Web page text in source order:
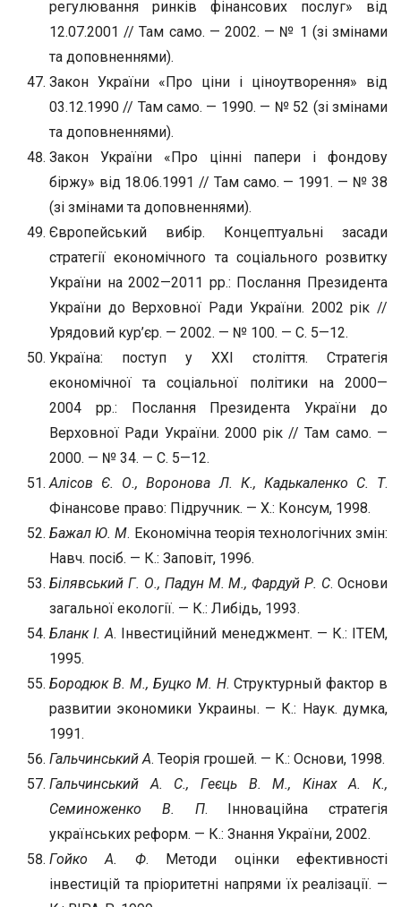
регулювання ринків фінансових послуг» від
12.07.2001 // Там само. — 2002. — № 1 (зі змінами
та доповненнями).
Закон України «Про ціни і ціноутворення» від
03.12.1990 // Там само. — 1990. — № 52 (зі змінами
та доповненнями).
Закон України «Про цінні папери і фондову
біржу» від 18.06.1991 // Там само. — 1991. — № 38
(зі змінами та доповненнями).
Європейський вибір. Концептуальні засади
стратегії економічного та соціального розвитку
України на 2002—2011 рр.: Послання Президента
України до Верховної Ради України. 2002 рік //
Урядовий кур’єр. — 2002. — № 100. — С. 5—12.
Україна: поступ у ХХІ століття. Стратегія
економічної та соціальної політики на 2000—
2004 рр.: Послання Президента України до
Верховної Ради України. 2000 рік // Там само. —
2000. — № 34. — С. 5—12.
Алісов Є. О., Воронова Л. К., Кадькаленко С. Т.
Фінансове право: Підручник. — Х.: Консум, 1998.
Бажал Ю. М. Економічна теорія технологічних змін:
Навч. посіб. — К.: Заповіт, 1996.
Білявський Г. О., Падун М. М., Фардуй Р. С. Основи
загальної екології. — К.: Либідь, 1993.
Бланк І. А. Інвестиційний менеджмент. — К.: ІТЕМ,
1995.
Бородюк В. М., Буцко М. Н. Структурный фактор в
развитии экономики Украины. — К.: Наук. думка,
1991.
Гальчинський А. Теорія грошей. — К.: Основи, 1998.
Гальчинський А. С., Геєць В. М., Кінах А. К.,
Семиноженко В. П. Інноваційна стратегія
українських реформ. — К.: Знання України, 2002.
Гойко А. Ф. Методи оцінки ефективності
інвестицій та пріоритетні напрями їх реалізації. —